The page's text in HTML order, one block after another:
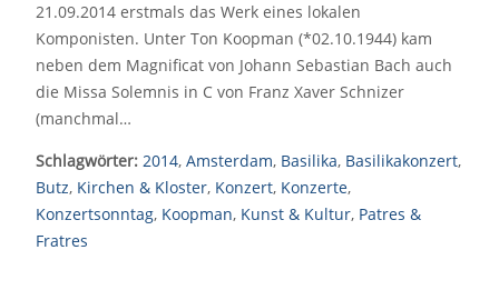
21.09.2014 erstmals das Werk eines lokalen
Komponisten. Unter Ton Koopman (*02.10.1944) kam
neben dem Magnificat von Johann Sebastian Bach auch
die Missa Solemnis in C von Franz Xaver Schnizer
(manchmal…
Schlagwörter: 2014, Amsterdam, Basilika, Basilikakonzert,
Butz, Kirchen & Kloster, Konzert, Konzerte,
Konzertsonntag, Koopman, Kunst & Kultur, Patres &
Fratres